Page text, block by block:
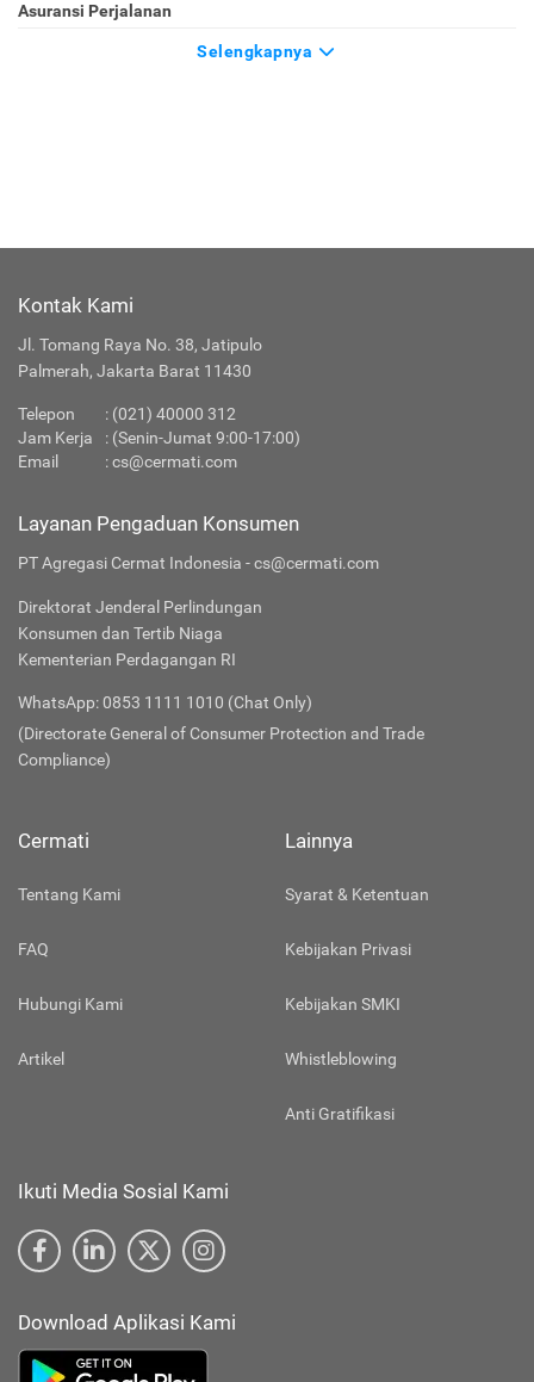
Asuransi Perjalanan
Selengkapnya
Kontak Kami
Jl. Tomang Raya No. 38, Jatipulo
Palmerah, Jakarta Barat 11430
Telepon : (021) 40000 312
Jam Kerja
: (Senin-Jumat 9:00-17:00)
Email
:cs@cermati.com
Layanan Pengaduan Konsumen
PT Agregasi Cermat Indonesia - cs@cermati.com
Direktorat Jenderal Perlindungan
Konsumen dan Tertib Niaga
Kementerian Perdagangan RI
WhatsApp: 0853 1111 1010 (Chat Only)
(Directorate General of Consumer Protection and Trade
Compliance)
Cermati
Tentang Kami
FAQ
Hubungi Kami
Artikel
Lainnya
Syarat & Ketentuan
Kebijakan Privasi
Kebijakan SMKI
Whistleblowing
Anti Gratifikasi
Ikuti Media Sosial Kami
Download Aplikasi Kami